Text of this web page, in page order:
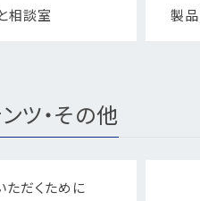
相談室 製
ツ・その他
ただくために